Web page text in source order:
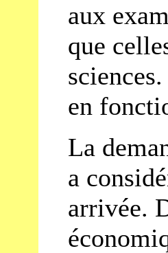
aux
que
en
La
a
arrivée.